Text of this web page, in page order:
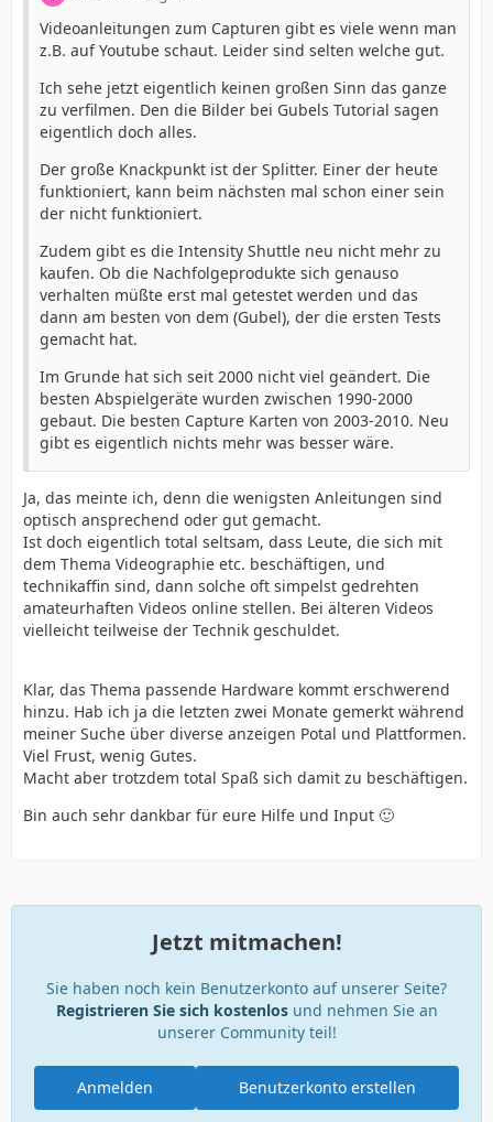
Videoanleitungen zum Capturen gibt es viele wenn man
z.B. auf Youtube schaut. Leider sind selten welche gut.
Ich sehe jetzt eigentlich keinen großen Sinn das ganze
zu verfilmen. Den die Bilder bei Gubels Tutorial sagen
eigentlich doch alles.
Der große Knackpunkt ist der Splitter. Einer der heute
funktioniert, kann beim nächsten mal schon einer sein
der nicht funktioniert.
Zudem gibt es die Intensity Shuttle neu nicht mehr zu
kaufen. Ob die Nachfolgeprodukte sich genauso
verhalten müßte erst mal getestet werden und das
dann am besten von dem (Gubel), der die ersten Tests
gemacht hat.
Im Grunde hat sich seit 2000 nicht viel geändert. Die
besten Abspielgeräte wurden zwischen 1990-2000
gebaut. Die besten Capture Karten von 2003-2010. Neu
gibt es eigentlich nichts mehr was besser wäre.
Ja, das meinte ich, denn die wenigsten Anleitungen sind
optisch ansprechend oder gut gemacht.
Ist doch eigentlich total seltsam, dass Leute, die sich mit
dem Thema Videographie etc. beschäftigen, und
technikaffin sind, dann solche oft simpelst gedrehten
amateurhaften Videos online stellen. Bei älteren Videos
vielleicht teilweise der Technik geschuldet.
Klar, das Thema passende Hardware kommt erschwerend
hinzu. Hab ich ja die letzten zwei Monate gemerkt während
meiner Suche über diverse anzeigen Potal und Plattformen.
Viel Frust, wenig Gutes.
Macht aber trotzdem total Spaß sich damit zu beschäftigen.
Bin auch sehr dankbar für eure Hilfe und Input 🙂
Jetzt mitmachen!
Sie haben noch kein Benutzerkonto auf unserer Seite?
Registrieren Sie sich kostenlosund nehmen Sie an
unserer Community teil!
Benutzerkonto erstellen
Anmelden